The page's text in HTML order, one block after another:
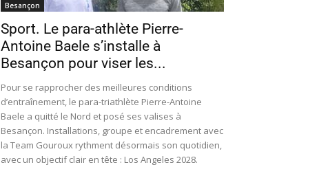
Besançon
Sport. Le para-athlète Pierre-
Antoine Baele s’installe à
Besançon pour viser les...
Pour se rapprocher des meilleures conditions
d’entraînement, le para-triathlète Pierre-Antoine
Baele a quitté le Nord et posé ses valises à
Besançon. Installations, groupe et encadrement avec
la Team Gouroux rythment désormais son quotidien,
avec un objectif clair en tête : Los Angeles 2028.